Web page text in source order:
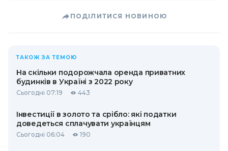
ПОДІЛИТИСЯ НОВИНОЮ
ТАКОЖ ЗА ТЕМОЮ
На скільки подорожчала оренда приватних
будинків в Україні з 2022 року
Сьогодні 07:19 443
Інвестиції в золото та срібло: які податки
доведеться сплачувати українцям
Сьогодні 06:04 190